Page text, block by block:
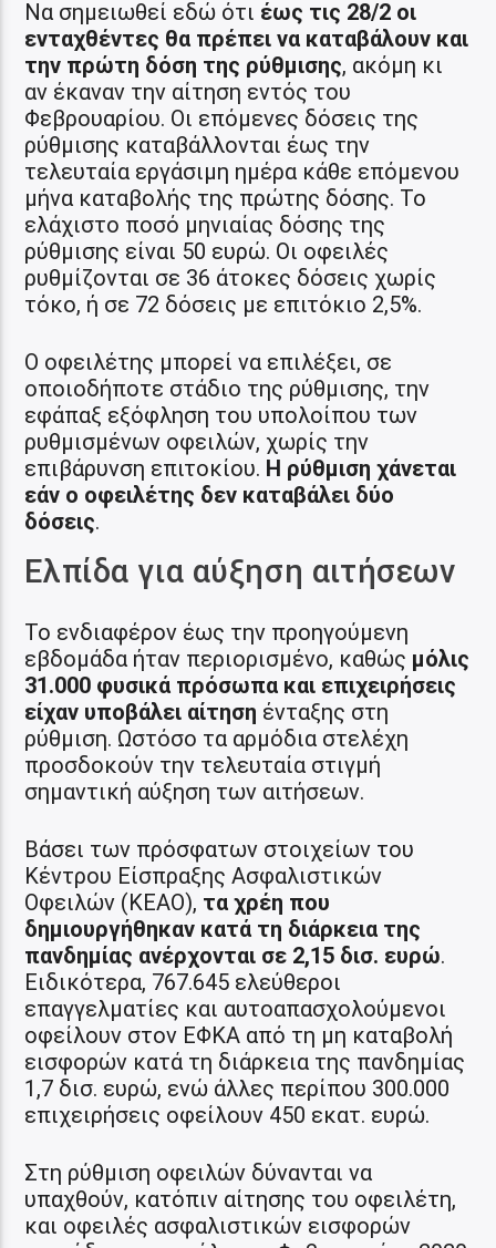
Να σημειωθεί εδώ ότι έως τις 28/2 οι
ενταχθέντες θα πρέπει να καταβάλουν και
την πρώτη δόση της ρύθμισης, ακόμη κι
αν έκαναν την αίτηση εντός του
Φεβρουαρίου. Οι επόμενες δόσεις της
ρύθμισης καταβάλλονται έως την
τελευταία εργάσιμη ημέρα κάθε επόμενου
μήνα καταβολής της πρώτης δόσης. Το
ελάχιστο ποσό μηνιαίας δόσης της
ρύθμισης είναι 50 ευρώ. Οι οφειλές
ρυθμίζονται σε 36 άτοκες δόσεις χωρίς
τόκο, ή σε 72 δόσεις με επιτόκιο 2,5%.
Ο οφειλέτης μπορεί να επιλέξει, σε
οποιοδήποτε στάδιο της ρύθμισης, την
εφάπαξ εξόφληση του υπολοίπου των
ρυθμισμένων οφειλών, χωρίς την
επιβάρυνση επιτοκίου. Η ρύθμιση χάνεται
εάν ο οφειλέτης δεν καταβάλει δύο
δόσεις.
Ελπίδα για αύξηση αιτήσεων
Το ενδιαφέρον έως την προηγούμενη
εβδομάδα ήταν περιορισμένο, καθώς μόλις
31.000 φυσικά πρόσωπα και επιχειρήσεις
είχαν υποβάλει αίτηση ένταξης στη
ρύθμιση. Ωστόσο τα αρμόδια στελέχη
προσδοκούν την τελευταία στιγμή
σημαντική αύξηση των αιτήσεων.
Βάσει των πρόσφατων στοιχείων του
Κέντρου Είσπραξης Ασφαλιστικών
Οφειλών (ΚΕΑΟ), τα χρέη που
δημιουργήθηκαν κατά τη διάρκεια της
πανδημίας ανέρχονται σε 2,15 δισ. ευρώ.
Ειδικότερα, 767.645 ελεύθεροι
επαγγελματίες και αυτοαπασχολούμενοι
οφείλουν στον ΕΦΚΑ από τη μη καταβολή
εισφορών κατά τη διάρκεια της πανδημίας
1,7 δισ. ευρώ, ενώ άλλες περίπου 300.000
επιχειρήσεις οφείλουν 450 εκατ. ευρώ.
Στη ρύθμιση οφειλών δύνανται να
υπαχθούν, κατόπιν αίτησης του οφειλέτη,
και οφειλές ασφαλιστικών εισφορών